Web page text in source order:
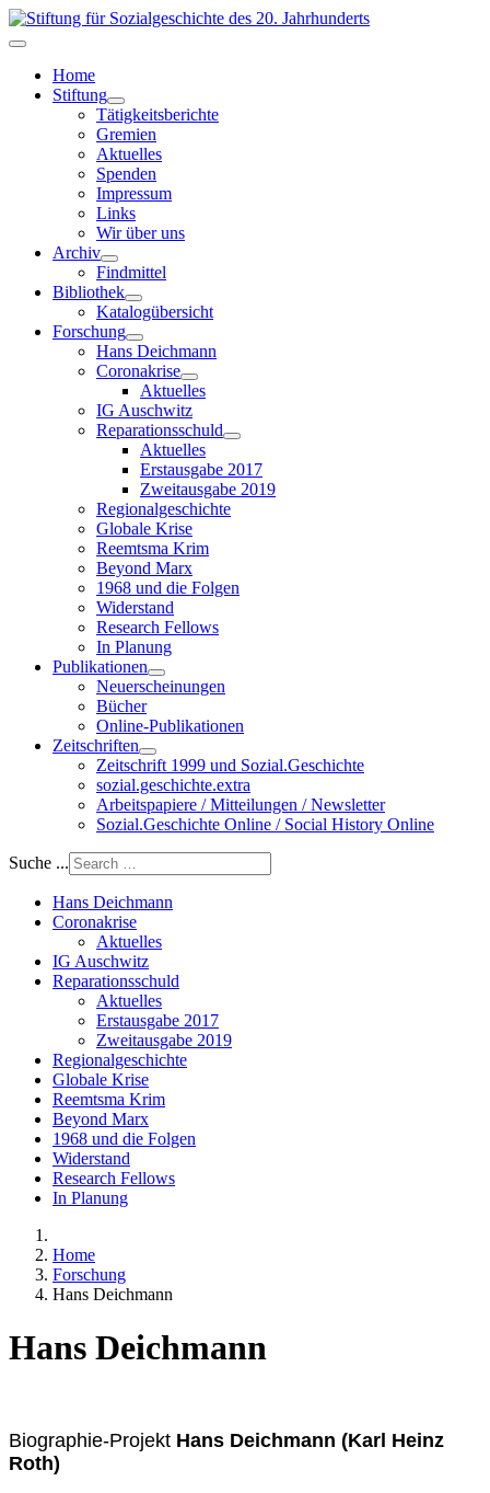
Home
Stiftung
Tätigkeitsberichte
Gremien
Aktuelles
Spenden
Impressum
Links
Wir über uns
Archiv
Findmittel
Bibliothek
Katalogübersicht
Forschung
Hans Deichmann
Coronakrise
Aktuelles
IG Auschwitz
Reparationsschuld
Aktuelles
Erstausgabe 2017
Zweitausgabe 2019
Regionalgeschichte
Globale Krise
Reemtsma Krim
Beyond Marx
1968 und die Folgen
Widerstand
Research Fellows
In Planung
Publikationen
Neuerscheinungen
Bücher
Online-Publikationen
Zeitschriften
Zeitschrift 1999 und Sozial.Geschichte
sozial.geschichte.extra
Arbeitspapiere / Mitteilungen / Newsletter
Sozial.Geschichte Online / Social History Online
Suche ...
Hans Deichmann
Coronakrise
Aktuelles
IG Auschwitz
Reparationsschuld
Aktuelles
Erstausgabe 2017
Zweitausgabe 2019
Regionalgeschichte
Globale Krise
Reemtsma Krim
Beyond Marx
1968 und die Folgen
Widerstand
Research Fellows
In Planung
Home
Forschung
Hans Deichmann
Hans Deichmann
Biographie-Projekt Hans Deichmann (Karl Heinz
Roth)